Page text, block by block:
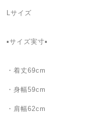
Lサイズ
▪サイズ実寸▪
・着丈69cm
・身幅59cm
・肩幅62cm